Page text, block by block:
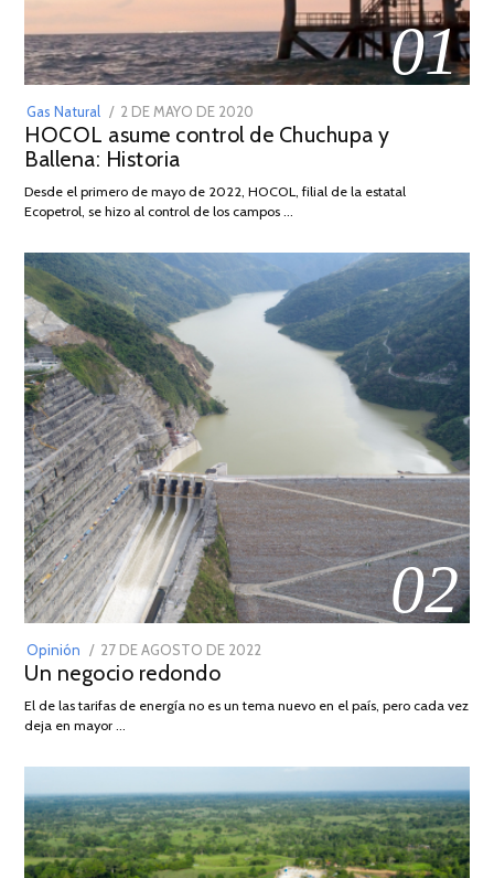
01
Gas Natural
POSTED
ON
2 DE MAYO DE 2020
DE
2026
HOCOL asume control de Chuchupa y
Ballena: Historia
Desde el primero de mayo de 2022, HOCOL, filial de la estatal
Ecopetrol, se hizo al control de los campos …
02
Opinión
POSTED
ON
27 DE AGOSTO DE 2022
DE
Un negocio redondo
El de las tarifas de energía no es un tema nuevo en el país, pero cada vez
deja en mayor …